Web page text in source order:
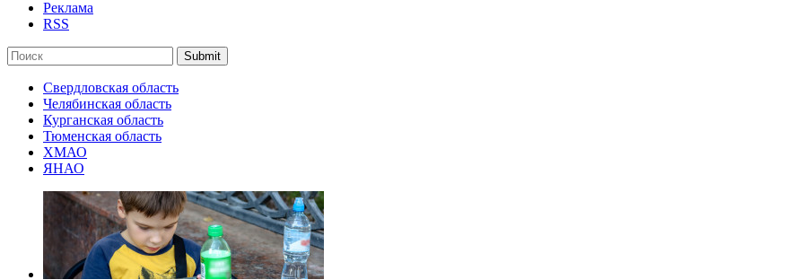
Реклама
RSS
Submit
Свердловская область
Челябинская область
Курганская область
Тюменская область
ХМАО
ЯНАО